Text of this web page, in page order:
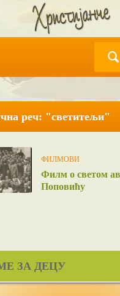
реч: "светитељи"
ФИЛМОВИ
Филм о светом
Поповићу
ЗА ДЕЦУ